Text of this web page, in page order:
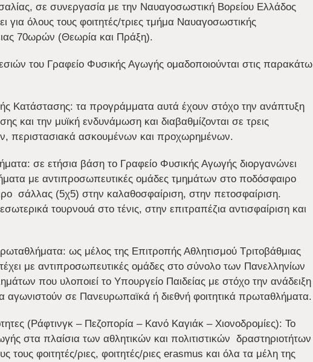
σε συνεργασία με την Ναυαγοσωστική Βορείου Ελλάδος
για όλους τους φοιτητές/τριες τμήμα Ναυαγοσωστικής
70ωρών (Θεωρία και Πράξη).
του Γραφείο Φυσικής Αγωγής ομαδοποιούνται στις παρακάτω
Κατάστασης: τα προγράμματα αυτά έχουν στόχο την ανάπτυξη
και την μυϊκή ενδυνάμωση και διαβαθμίζονται σε τρεις
περιστασιακά ασκουμένων και προχωρημένων.
σε ετήσια βάση το Γραφείο Φυσικής Αγωγής διοργανώνει
με αντιπροσωπευτικές ομάδες τμημάτων στο ποδόσφαιρο
σάλλας (5χ5) στην καλαθοσφαίριση, στην πετοσφαίριση.
τουρνουά στο τένις, στην επιτραπέζια αντισφαίριση και
ως μέλος της Επιτροπής Αθλητισμού Τριτοβάθμιας
με αντιπροσωπευτικές ομάδες στο σύνολο των Πανελληνίων
που υλοποιεί το Υπουργείο Παιδείας με στόχο την ανάδειξη
σε Πανευρωπαϊκά ή διεθνή φοιτητικά πρωταθλήματα.
(Ράφτινγκ – Πεζοπορία – Κανό Καγιάκ – Χιονοδρομίες): Το
στα πλαίσια των αθλητικών και πολιτιστικών δραστηριοτήτων
τους φοιτητές/ριες, φοιτητές/ριες erasmus και όλα τα μέλη της